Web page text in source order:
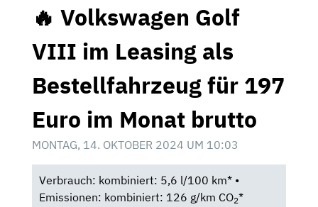
🔥 Volkswagen Golf
VIII im Leasing als
Bestellfahrzeug für 197
Euro im Monat brutto
MONTAG, 14. OKTOBER 2024 UM 10:03
Verbrauch: kombiniert: 5,6 l/100 km* •
Emissionen: kombiniert: 126 g/km CO2*